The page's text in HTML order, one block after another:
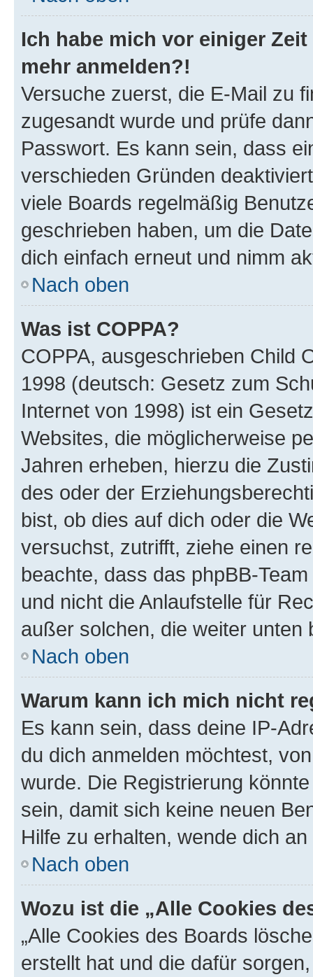
Ich habe mich vor einiger
mehr anmelden?!
Versuche zuerst, die E-Mail zu
zugesandt wurde und prüfe
Passwort. Es kann sein, dass
verschieden Gründen
viele Boards regelmäßig
geschrieben haben, um die
dich einfach erneut und nimm
Nach oben
Was ist COPPA?
COPPA, ausgeschrieben Child
1998 (deutsch: Gesetz zum
Internet von 1998) ist ein
Websites, die möglicherweise
Jahren erheben, hierzu die
des oder der
bist, ob dies auf dich oder die
versuchst, zutrifft, ziehe einen
beachte, dass das phpBB-
und nicht die Anlaufstelle für
außer solchen, die weiter unten
Nach oben
Warum kann ich mich nicht
Es kann sein, dass deine IP-
du dich anmelden möchtest,
wurde. Die Registrierung
sein, damit sich keine neuen
Hilfe zu erhalten, wende dich
Nach oben
Wozu ist die „Alle Cookies
„Alle Cookies des Boards
erstellt hat und die dafür